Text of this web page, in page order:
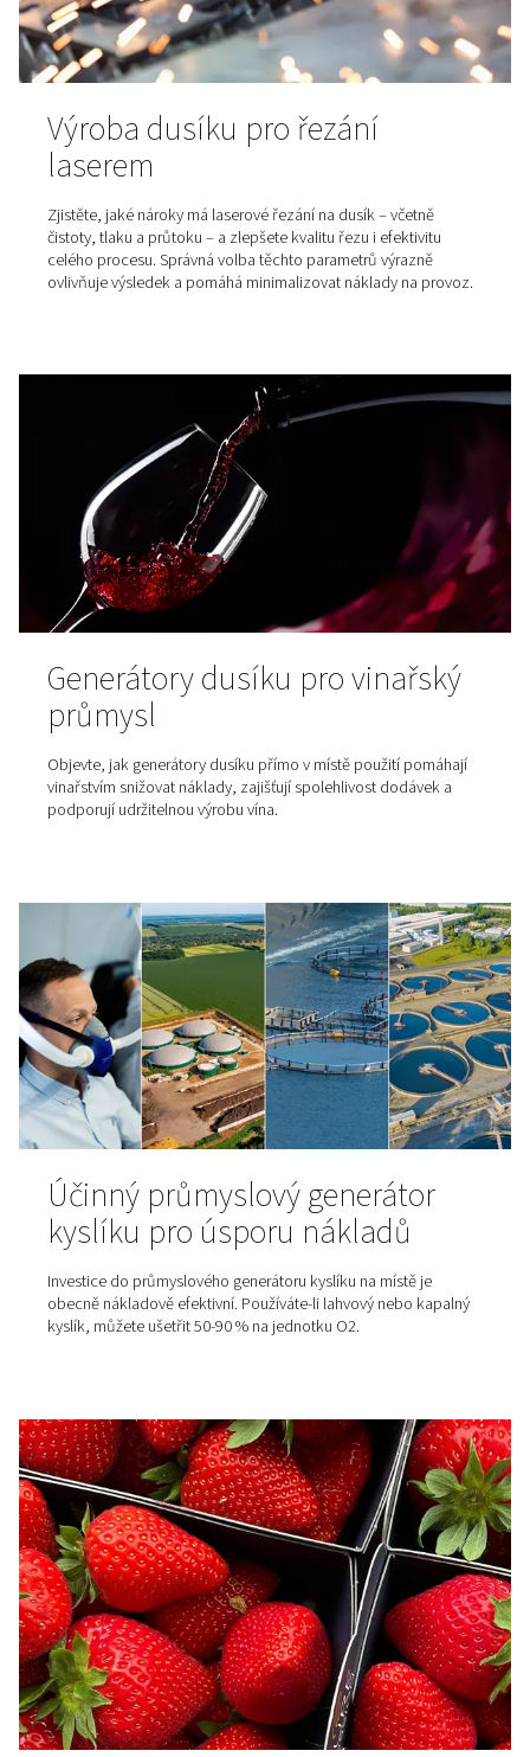
Jaké jsou výhody
Dochlazovač je základní součástí systémů stlačeného
který je určen k chlazení horkého vzduchu
vzduchových kompresorů. Snížením teploty
zvyšují dochlazovače účinnost systému, chrání zařízení
zlepšují kvalitu konečného produktu.
Výhody reflow pájení v
atmosféře
Zjistěte, jak funguje reflow pájení, jaké jsou jeho
a jak může dusík – zejména při jeho výrobě přímo v
spotřeby – zlepšit výsledky a snížit náklady.